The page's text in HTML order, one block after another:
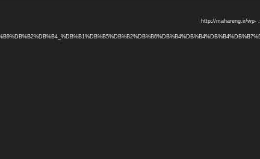
دریافت پرونده: http://mahareng.ir/wp-